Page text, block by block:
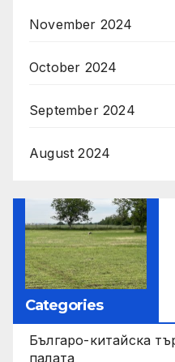
November 2024
October 2024
September 2024
August 2024
Categories
Българо-китайска
палата